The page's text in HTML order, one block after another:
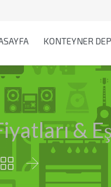
KONTEYNER
&
 